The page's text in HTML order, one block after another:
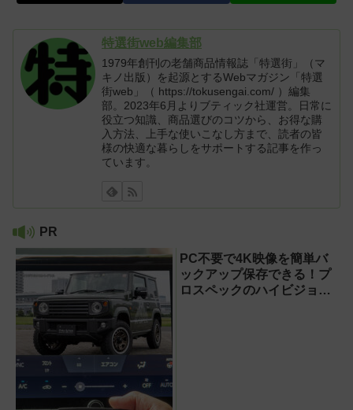
特選街web編集部
1979年創刊の老舗商品情報誌「特選街」（マ
キノ出版）を起源とするWebマガジン「特選
街web」（ https://tokusengai.com/ ）編集
部。2023年6月よりブティック社運営。日常に
役立つ知識、商品選びのコツから、お得な購
入方法、上手な使いこなし方まで、読者の皆
様の快適な暮らしをサポートする記事を作っ
ています。
PR
PC不要で4K映像を簡単バ
ックアップ保存できる！プ
ロスペックのハイビジョン